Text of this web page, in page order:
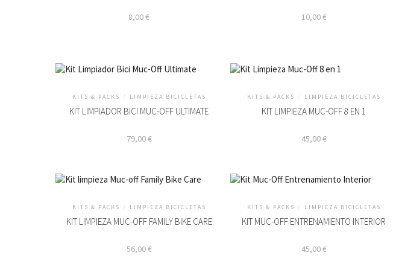
8,00€ 10,00€
KITS & PACKS / LIMPIEZA BICICLETAS
KIT LIMPIADOR BICI MUC-OFF ULTIMATE
79,00€
KITS & PACKS / LIMPIEZA BICICLETAS
KIT LIMPIEZA MUC-OFF 8 EN 1
45,00€
KITS & PACKS / LIMPIEZA BICICLETAS
KIT LIMPIEZA MUC-OFF FAMILY BIKE CARE
56,00€
KITS & PACKS / LIMPIEZA BICICLETAS
KIT MUC-OFF ENTRENAMIENTO INTERIOR
45,00€